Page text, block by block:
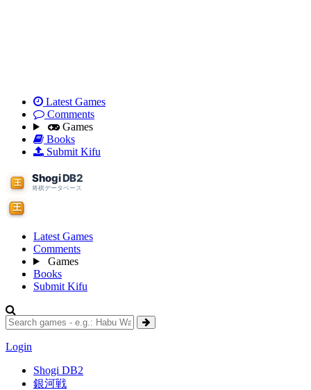
Latest Games
Comments
Games
Books
Submit Kifu
Latest Games
Comments
Games
Books
Submit Kifu
Login
Shogi DB2
銀河戦